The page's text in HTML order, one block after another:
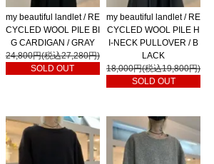
my beautiful landlet / RE
CYCLED WOOL PILE BI
G CARDIGAN / GRAY
24,800円(税込27,280円)
SOLD OUT
my beautiful landlet / RE
CYCLED WOOL PILE H
I-NECK PULLOVER / B
LACK
18,000円(税込19,800円)
SOLD OUT